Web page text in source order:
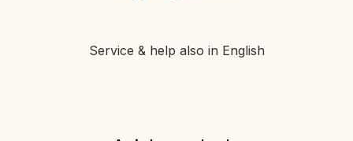
Service & help also in English